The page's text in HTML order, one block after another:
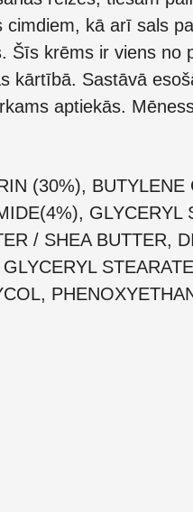
cimdiem, kā arī sals
Šīs krēms ir viens no
kārtībā. Sastāvā
aptiekās.
(30%), BUTYLENE
GLYCERYL
/ SHEA BUTTER,